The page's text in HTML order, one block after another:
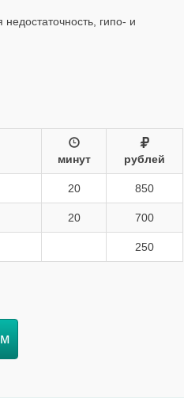
гипо- и
минут рублей
20 850
20 700
250